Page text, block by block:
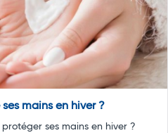
mains en hiver ?
ses mains en hiver ?